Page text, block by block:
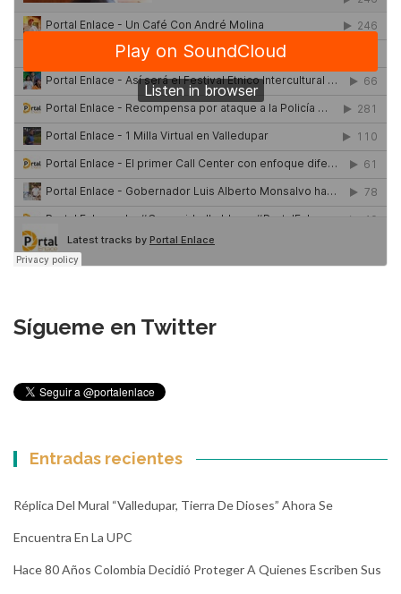
Sígueme en Twitter
Entradas recientes
Réplica Del Mural “Valledupar, Tierra De Dioses” Ahora Se
Encuentra En La UPC
Hace 80 Años Colombia Decidió Proteger A Quienes Escriben Sus